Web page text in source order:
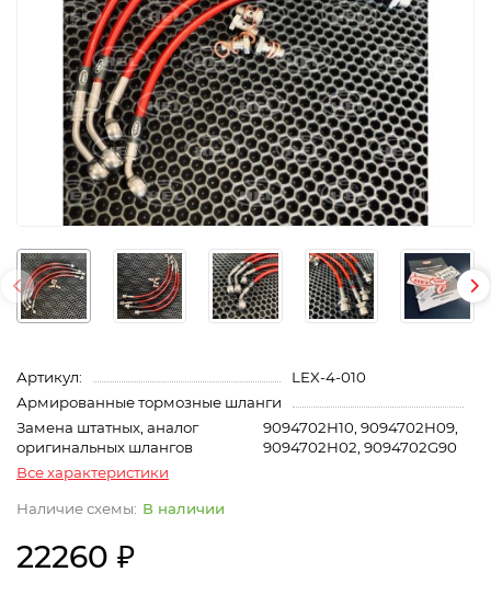
Артикул:
LEX-4-010
Армированные тормозные шланги
Замена штатных, аналог
оригинальных шлангов
9094702H10, 9094702H09,
9094702H02, 9094702G90
Все характеристики
В наличии
22260 ₽